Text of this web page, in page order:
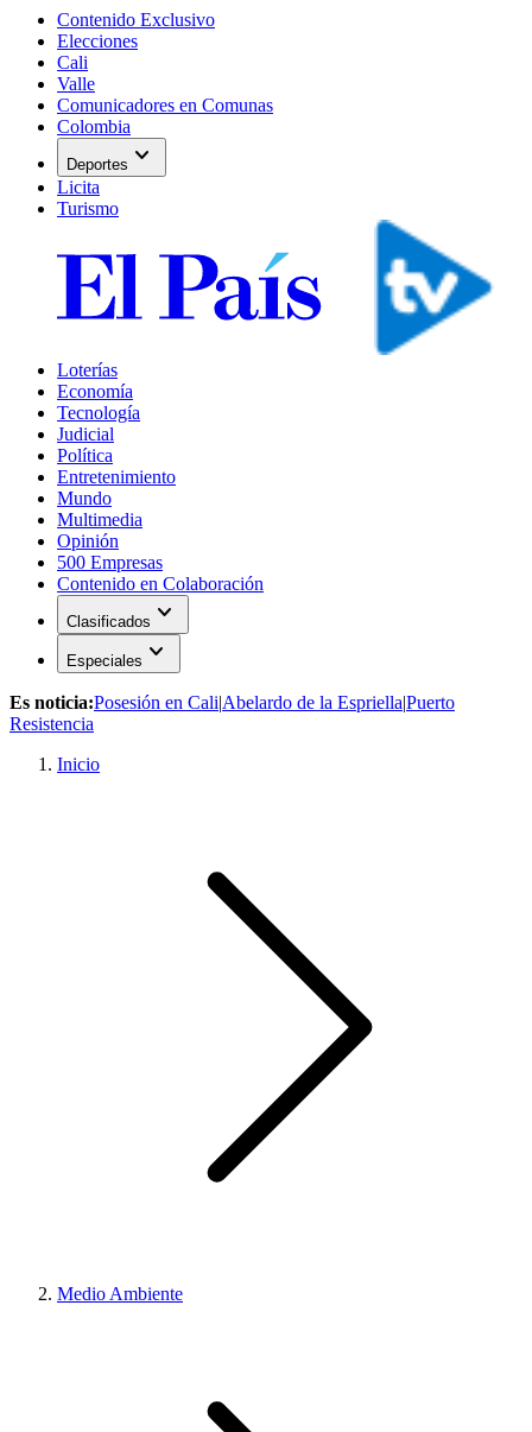
Contenido Exclusivo
Elecciones
Cali
Valle
Comunicadores en Comunas
Colombia
Deportes expand_more
Licita
Turismo
Loterías
Economía
Tecnología
Judicial
Política
Entretenimiento
Mundo
Multimedia
Opinión
500 Empresas
Contenido en Colaboración
Clasificados expand_more
Especiales expand_more
Es noticia:Posesión en Cali|Abelardo de la Espriella|Puerto
Resistencia
Inicio
Medio Ambiente